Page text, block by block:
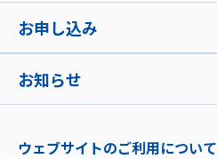
お知らせ
お申し込み
ウェブサイトのご利用について